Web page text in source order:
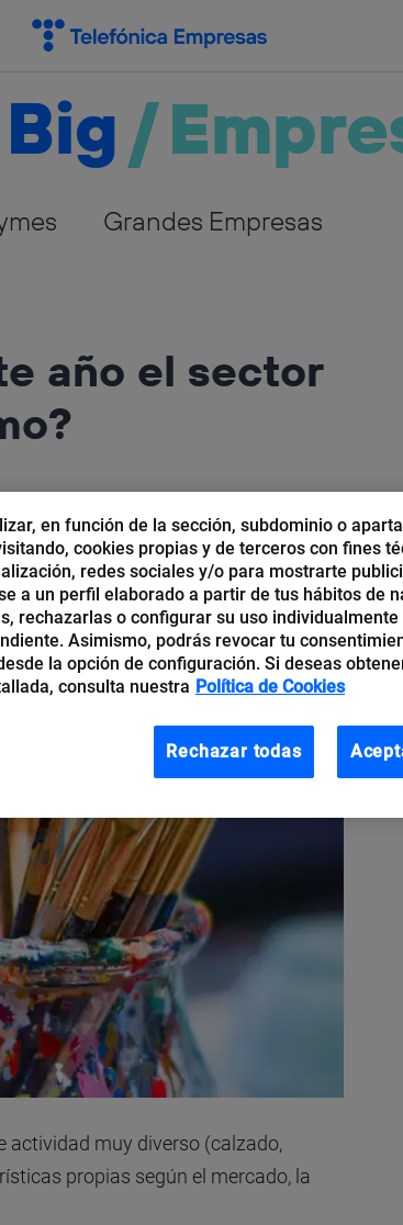
/
Grandes Empresas
año el sector
actividad muy diverso (calzado,
propias según el mercado, la
en función de la sección, subdominio o
cookies propias y de terceros con fines
redes sociales y/o para mostrarte
a un perfil elaborado a partir de tus hábitos de
rechazarlas o configurar su uso
Asimismo, podrás revocar tu
la opción de configuración. Si deseas
consulta nuestra Política de Cookies
Rechazar todas